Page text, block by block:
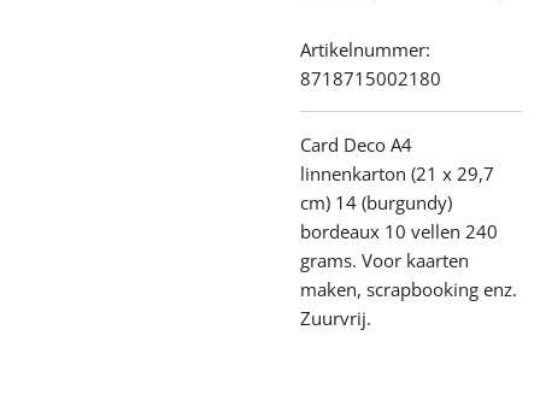
Artikelnummer:
8718715002180
Card Deco A4
linnenkarton (21 x 29,7
cm) 14 (burgundy)
bordeaux 10 vellen 240
grams. Voor kaarten
maken, scrapbooking enz.
Zuurvrij.